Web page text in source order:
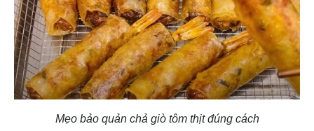
Mẹo bảo quản chả giò tôm thịt đúng cách